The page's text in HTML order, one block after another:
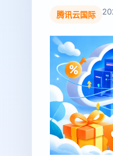
腾讯云国际